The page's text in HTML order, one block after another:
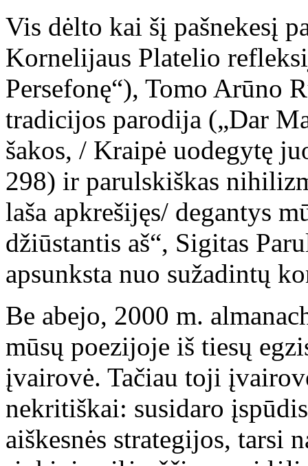
Vis dėlto kai šį pašnekesį
Kornelijaus Platelio
Persefonę“), Tomo Arūno
tradicijos parodija („Dar
šakos, / Kraipė uodegytę
298) ir parulskiškas
laša apkrešijęs/ degantys
džiūstantis aš“, Sigitas
apsunksta nuo sužadintų
Be abejo, 2000 m.
mūsų poezijoje iš tiesų
įvairovė. Tačiau toji
nekritiškai: susidaro
aiškesnės strategijos, tarsi